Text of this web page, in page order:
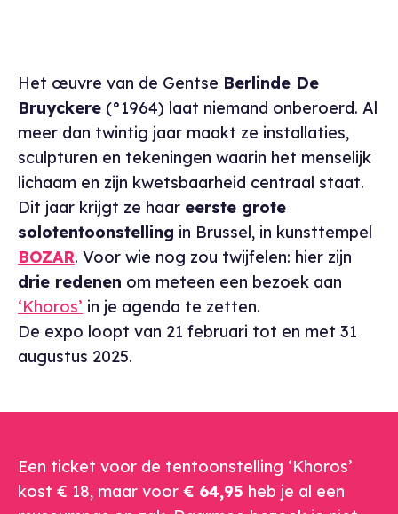
Het œuvre van de Gentse Berlinde De
Bruyckere (°1964) laat niemand onberoerd. Al
meer dan twintig jaar maakt ze installaties,
sculpturen en tekeningen waarin het menselijk
lichaam en zijn kwetsbaarheid centraal staat.
Dit jaar krijgt ze haar eerste grote
solotentoonstelling in Brussel, in kunsttempel
BOZAR. Voor wie nog zou twijfelen: hier zijn
drie redenen om meteen een bezoek aan
‘Khoros’ in je agenda te zetten.
De expo loopt van 21 februari tot en met 31
augustus 2025.
Een ticket voor de tentoonstelling ‘Khoros’
kost € 18, maar voor € 64,95 heb je al een